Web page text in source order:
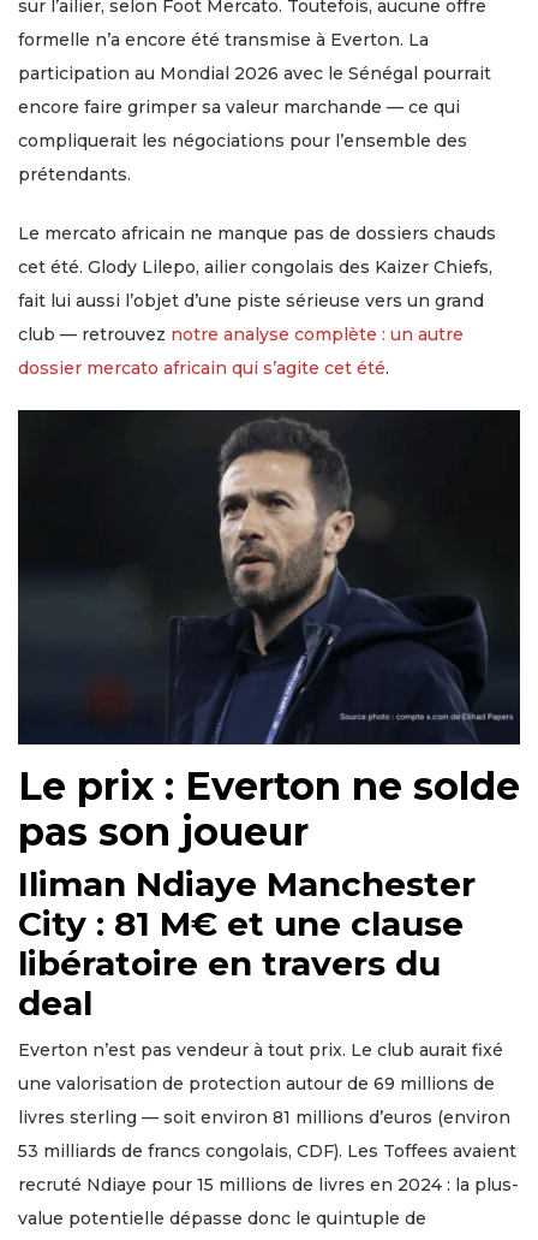
sur l’ailier, selon Foot Mercato. Toutefois, aucune offre
formelle n’a encore été transmise à Everton. La
participation au Mondial 2026 avec le Sénégal pourrait
encore faire grimper sa valeur marchande — ce qui
compliquerait les négociations pour l’ensemble des
prétendants.
Le mercato africain ne manque pas de dossiers chauds
cet été. Glody Lilepo, ailier congolais des Kaizer Chiefs,
fait lui aussi l’objet d’une piste sérieuse vers un grand
club — retrouvez notre analyse complète : un autre
dossier mercato africain qui s’agite cet été.
Le prix : Everton ne solde
pas son joueur
Iliman Ndiaye Manchester
City : 81 M€ et une clause
libératoire en travers du
deal
Everton n’est pas vendeur à tout prix. Le club aurait fixé
une valorisation de protection autour de 69 millions de
livres sterling — soit environ 81 millions d’euros (environ
53 milliards de francs congolais, CDF). Les Toffees avaient
recruté Ndiaye pour 15 millions de livres en 2024 : la plus-
value potentielle dépasse donc le quintuple de